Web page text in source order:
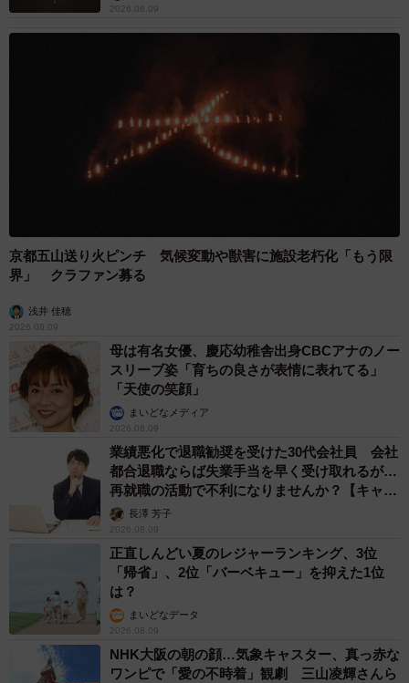
れます」
「双子でも成長速度の違いがあるので、それを同時に見る
ことができて楽しいです。ふたりで一緒にメリーを見たり
して、遊んでいる姿も増え可愛いなと思っています。同時
にうんちをされることが多く、大変だけどそんなときも
うことが多く、ひとりじゃないんだなと安心します」
双子ちゃんならではの、クスッと笑いを誘う瞬間に多く
のコメントが寄せられました。
「なにこれ、永遠に見てられる」
「奥の子が全身でびっくりしてるのがまたかわいい」
「兄弟ゲンカの予行練習でしょうか…何回も見ちゃうんだ
けどww」
「忍び寄るいたずらっ子の片割れw」
「びっくりして泣いちゃう赤ちゃん、可愛すぎる無理」
TikTok（ @sally0819
子ちゃんの日常を見ることができます。
2026.08.09
京都五山送り火ピンチ 気候変動や獣害に施設老朽化「もう限
界」 クラファン募る
浅井 佳穂
2026.08.09
母は有名女優、慶応幼稚舎出身CBCアナのノー
スリーブ姿「育ちの良さが表情に表れてる」
「天使の笑顔」
まいどなメディア
2026.08.09
業績悪化で退職勧奨を受けた30代会社員 会社
都合退職ならば失業手当を早く受け取れるが…
再就職の活動で不利になりませんか？【キャリ
アカウンセラーが解説】
長澤 芳子
2026.08.09
正直しんどい夏のレジャーランキング、3位
「帰省」、2位「バーベキュー」を抑えた1位
は？
まいどなデータ
2026.08.09
NHK大阪の朝の顔…気象キャスター、真っ赤な
ワンピで「愛の不時着」観劇 三山凌輝さんら